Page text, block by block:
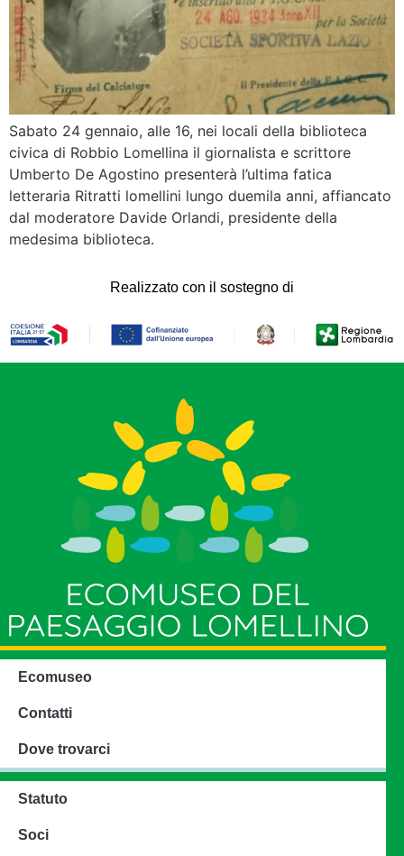
Sabato 24 gennaio, alle 16, nei locali della biblioteca
civica di Robbio Lomellina il giornalista e scrittore
Umberto De Agostino presenterà l’ultima fatica
letteraria Ritratti lomellini lungo duemila anni, affiancato
dal moderatore Davide Orlandi, presidente della
medesima biblioteca.
Realizzato con il sostegno di
Ecomuseo
Contatti
Dove trovarci
Statuto
Soci